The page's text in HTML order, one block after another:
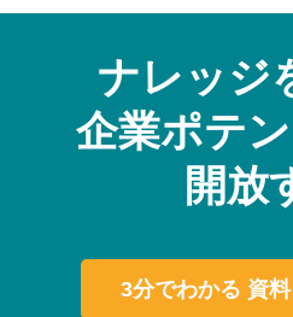
AI機能
ご利用企業様の声
セキュリティ
よくある質問
ナレッジ
企業ポテ
開放
3分でわかる 資